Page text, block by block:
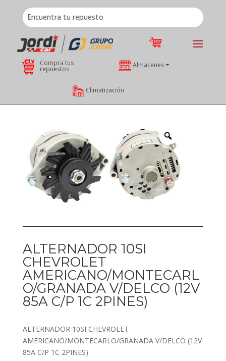
Compra tus
repuestos Almacenes
Climatización
ALTERNADOR 10SI
CHEVROLET
AMERICANO/MONTECARL
O/GRANADA V/DELCO (12V
85A C/P 1C 2PINES)
ALTERNADOR 10SI CHEVROLET
AMERICANO/MONTECARLO/GRANADA V/DELCO (12V
85A C/P 1C 2PINES)